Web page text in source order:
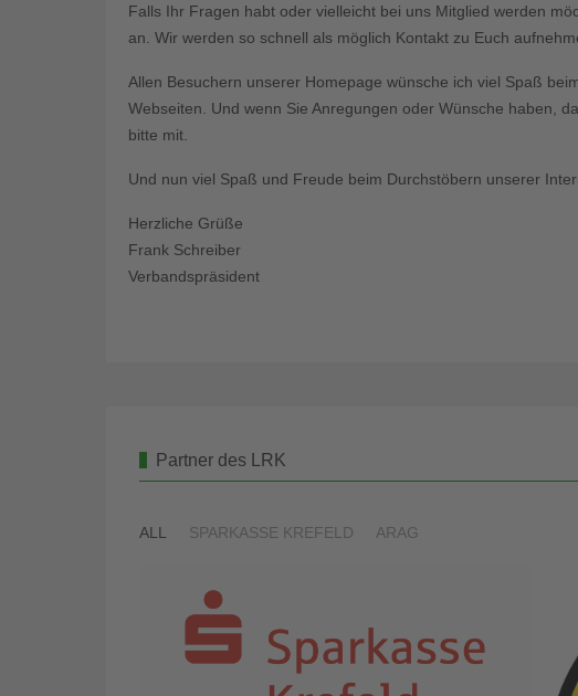
Falls Ihr Fragen habt oder vielleicht bei uns Mitglied werden
an. Wir werden so schnell als möglich Kontakt zu Euch
Allen Besuchern unserer Homepage wünsche ich viel Spaß
Webseiten. Und wenn Sie Anregungen oder Wünsche haben,
bitte mit.
Und nun viel Spaß und Freude beim Durchstöbern unserer
Herzliche Grüße
Frank Schreiber
Verbandspräsident
Partner des LRK
ALL SPARKASSE KREFELD ARAG